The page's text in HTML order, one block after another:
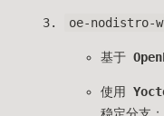
oe-nodistro-
基于
使用